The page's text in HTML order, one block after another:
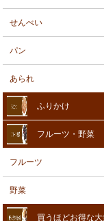
せんべい
パン
あられ
ふりかけ
フルーツ・野菜
フルーツ
野菜
買うほどお得な